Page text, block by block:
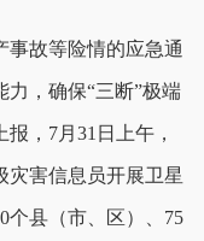
事故等险情的应急通
，确保“三断”极端
，7月31日上午，
灾害信息员开展卫星
个县（市、区）、75